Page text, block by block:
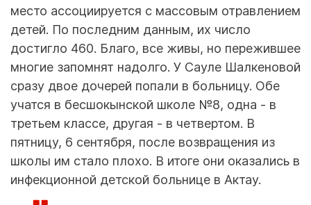
место ассоциируется с массовым отравлением
детей. По последним данным, их число
достигло 460. Благо, все живы, но пережившее
многие запомнят надолго. У Сауле Шалкеновой
сразу двое дочерей попали в больницу. Обе
учатся в бесшокынской школе №8, одна - в
третьем классе, другая - в четвертом. В
пятницу, 6 сентября, после возвращения из
школы им стало плохо. В итоге они оказались в
инфекционной детской больнице в Актау.